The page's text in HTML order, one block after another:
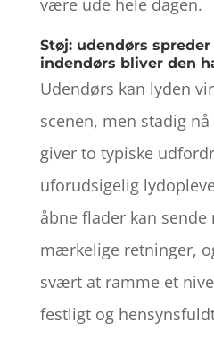
være ude hele dagen.
Støj: udendørs
indendørs bliver den
Udendørs kan lyden
scenen, men stadig
giver to typiske
uforudsigelig
åbne flader kan sende
mærkelige retninger,
svært at ramme et
festligt og